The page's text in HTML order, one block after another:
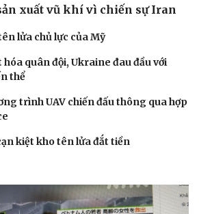
xuất vũ khí vì chiến sự Iran
lửa chủ lực của Mỹ
quân đội, Ukraine đau đầu với
thể
trình UAV chiến đấu thông qua hợp
kiệt kho tên lửa đắt tiền